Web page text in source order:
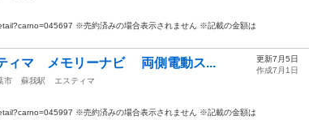
※売約済みの場合表示されません ※記載の金額は
ィマ メモリーナビ 両側電動ス...
市 蘇我駅
エスティマ
※売約済みの場合表示されません ※記載の金額は
更新7月5日
作成7月1日